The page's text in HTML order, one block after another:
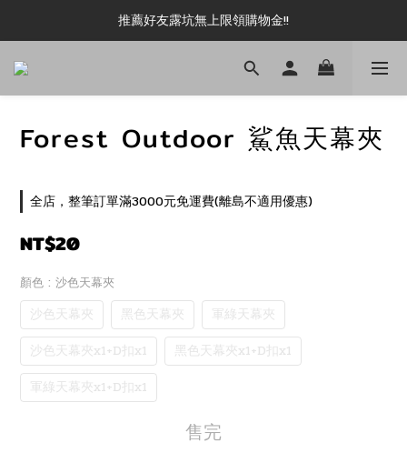
新加入會員即可現領 50元購物金!!
推薦好友露坑無上限領購物金!!
新加入會員即可現領 50元購物金!!
Forest Outdoor 鯊魚天幕夾
全店，整筆訂單滿3000元免運費(離島不適用優惠)
NT$20
顏色 : 沙色天幕夾
沙色天幕夾 黑色天幕夾
軍綠天幕夾
沙色天幕夾x1+D扣x1
黑色天幕夾x1+D扣x1
軍綠天幕夾x1+D扣x1
售完